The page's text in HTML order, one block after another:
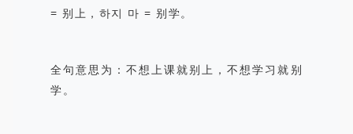
= 别上，하지 마 = 别学。
全句意思为：不想上课就别上，不想学习就别
学。